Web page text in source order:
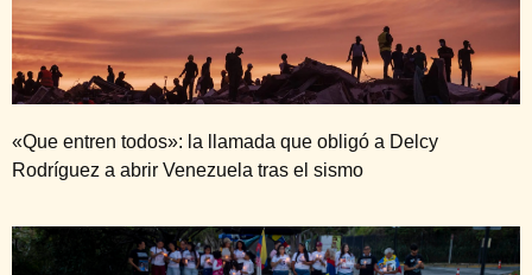
«Que entren todos»: la llamada que obligó a Delcy
Rodríguez a abrir Venezuela tras el sismo